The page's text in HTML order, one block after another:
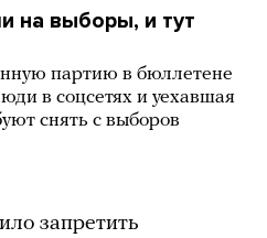
на выборы, и тут
партию в бюллетене
в соцсетях и уехавшая
снять с выборов
запретить